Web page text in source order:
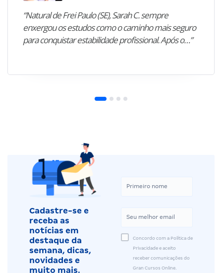
“Natural de Frei Paulo (SE), Sarah C. sempre
enxergou os estudos como o caminho mais seguro
para conquistar estabilidade profissional. Após o…”
Cadastre-se e
receba as
notícias em
destaque da
semana, dicas,
novidades e
muito mais.
Concordo com a Política de
Privacidade e aceito
receber comunicações do
Gran Cursos Online.